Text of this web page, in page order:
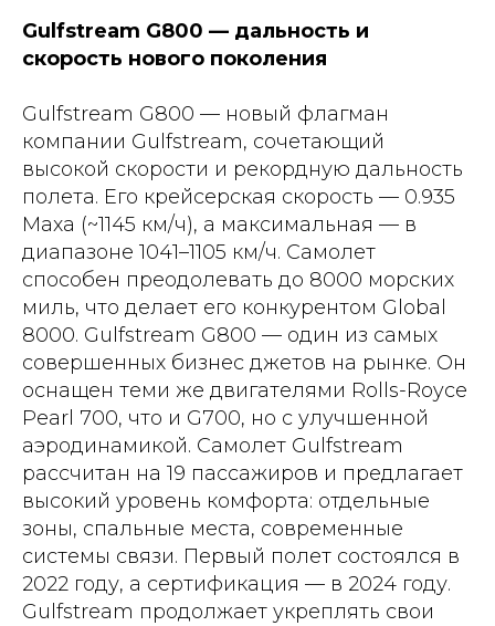
Gulfstream G800 — дальность и
скорость нового поколения
Gulfstream G800 — новый флагман
компании Gulfstream, сочетающий
высокой скорости и рекордную дальность
полета. Его крейсерская скорость — 0.935
Маха (~1145 км/ч), а максимальная — в
диапазоне 1041–1105 км/ч. Самолет
способен преодолевать до 8000 морских
миль, что делает его конкурентом Global
8000. Gulfstream G800 — один из самых
совершенных бизнес джетов на рынке. Он
оснащен теми же двигателями Rolls-Royce
Pearl 700, что и G700, но с улучшенной
аэродинамикой. Самолет Gulfstream
рассчитан на 19 пассажиров и предлагает
высокий уровень комфорта: отдельные
зоны, спальные места, современные
системы связи. Первый полет состоялся в
2022 году, а сертификация — в 2024 году.
Gulfstream продолжает укреплять свои